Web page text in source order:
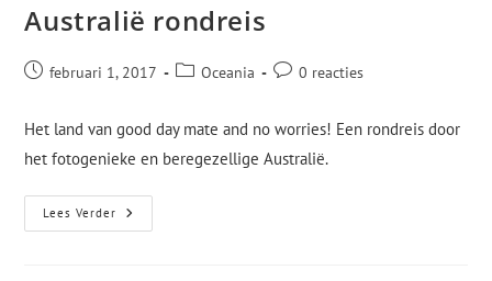
Australië rondreis
februari 1, 2017 Oceania 0 reacties
Het land van good day mate and no worries! Een rondreis door
het fotogenieke en beregezellige Australië.
Lees Verder